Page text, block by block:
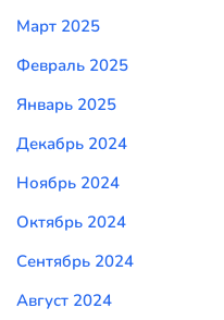
Март 2025
Февраль 2025
Январь 2025
Декабрь 2024
Ноябрь 2024
Октябрь 2024
Сентябрь 2024
Август 2024